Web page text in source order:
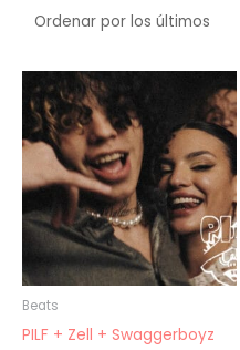
Beats
PILF + Zell + Swaggerboyz